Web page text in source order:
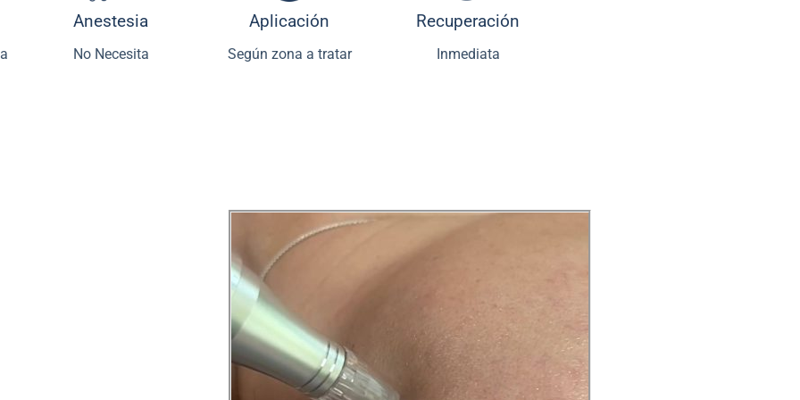
Anestesia
No Necesita
Aplicación
Según zona a tratar
Recuperación
Inmediata